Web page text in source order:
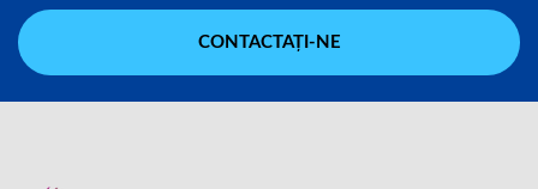
CONTACTAȚI-NE